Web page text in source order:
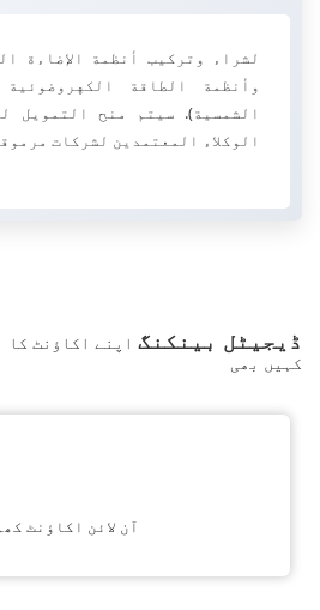
لشراء وتركيب أنظمة الإضاءة
وأنظمة الطاقة الكهروضوئية
الشمسية). سيتم منح التمويل
الوكلاء المعتمدين لشركات
ڈیجیٹل بینکنگ اپنے اکاؤنٹ کا
کہیں بھی
آن لائن اکاؤنٹ